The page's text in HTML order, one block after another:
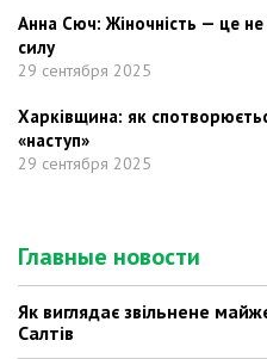
Анна Сюч: Жіночність — це
силу
29 сентября 2025
Харківщина: як
«наступ»
29 сентября 2025
Главные новости
Як виглядає звільнене
Салтів